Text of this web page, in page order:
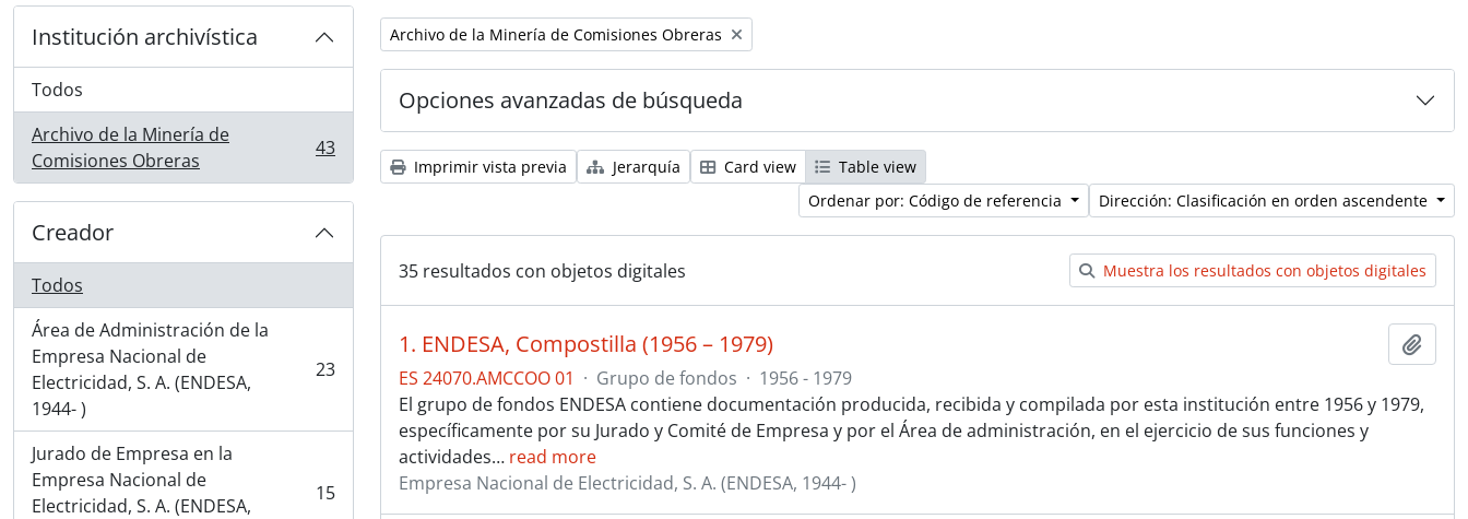
Institución archivística
Todos
Archivo de la Minería de
Comisiones Obreras
, 43 resultados 43
Creador
Todos
Área de Administración de la
Empresa Nacional de
Electricidad, S. A. (ENDESA,
1944- )
, 23 resultados 23
Jurado de Empresa en la
Empresa Nacional de
Electricidad, S. A. (ENDESA,
, 15 resultados 15
Remove filter:
Archivo de la Minería de Comisiones Obreras
Opciones avanzadas de búsqueda
Imprimir vista previa Jerarquía Card view
Table view
Ordenar por: Código de referencia
Dirección: Clasificación en orden ascendente
35 resultados con objetos digitales Muestra los resultados con objetos digitales
1. ENDESA, Compostilla (1956 – 1979)
ES 24070.AMCCOO 01 · Grupo de fondos · 1956 - 1979
El grupo de fondos ENDESA contiene documentación producida, recibida y compilada por esta institución entre 1956 y 1979,
específicamente por su Jurado y Comité de Empresa y por el Área de administración, en el ejercicio de sus funciones y
actividades… read more
Empresa Nacional de Electricidad, S. A. (ENDESA, 1944- )